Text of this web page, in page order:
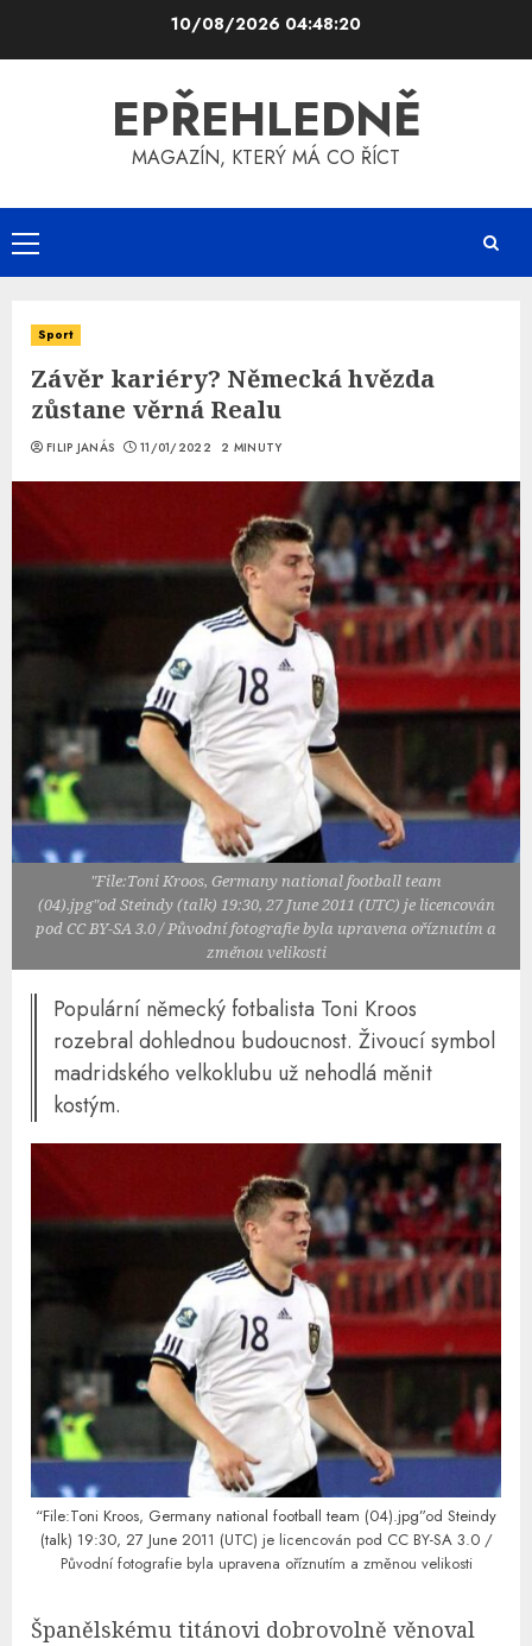
10/08/2026 04:48:20
EPŘEHLEDNĚ
MAGAZÍN, KTERÝ MÁ CO ŘÍCT
Primary
Menu
Sport
Závěr kariéry? Německá hvězda
zůstane věrná Realu
FILIP JANÁS 11/01/2022 2 MINUTY
"File:Toni Kroos, Germany national football team
(04).jpg"od Steindy (talk) 19:30, 27 June 2011 (UTC) je licencován
pod CC BY-SA 3.0 / Původní fotografie byla upravena oříznutím a
změnou velikosti
Populární německý fotbalista Toni Kroos
rozebral dohlednou budoucnost. Živoucí symbol
madridského velkoklubu už nehodlá měnit
kostým.
“File:Toni Kroos, Germany national football team (04).jpg”od Steindy
(talk) 19:30, 27 June 2011 (UTC) je licencován pod CC BY-SA 3.0/
Původní fotografie byla upravena oříznutím a změnou velikosti
Španělskému titánovi dobrovolně věnoval